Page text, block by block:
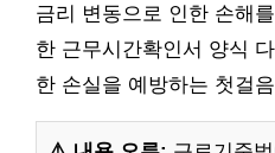
금리 변동으로 인한 손해
한 근무시간확인서 양식
한 손실을 예방하는 첫걸